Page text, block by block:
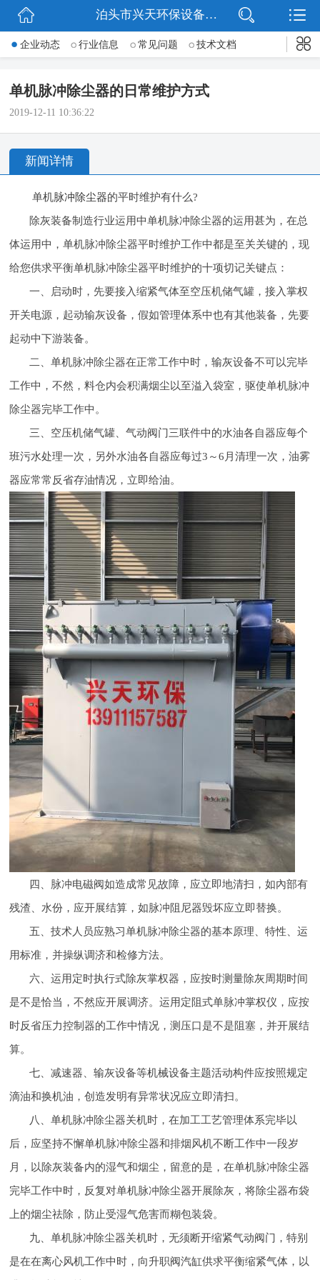
网站首页
新闻动态
泊头市兴天环保设备有限公司
企业动态 行业信息 常见问题 技术文档
单机脉冲除尘器的日常维护方式
2019-12-11 10:36:22
新闻详情
单机脉冲除尘器的平时维护有什么?
除灰装备制造行业运用中单机脉冲除尘器的运用甚为，在总
体运用中，单机脉冲除尘器平时维护工作中都是至关关键的，现
给您供求平衡单机脉冲除尘器平时维护的十项切记关键点：
一、启动时，先要接入缩紧气体至空压机储气罐，接入掌权
开关电源，起动输灰设备，假如管理体系中也有其他装备，先要
起动中下游装备。
二、单机脉冲除尘器在正常工作中时，输灰设备不可以完毕
工作中，不然，料仓内会积满烟尘以至溢入袋室，驱使单机脉冲
除尘器完毕工作中。
三、空压机储气罐、气动阀门三联件中的水油各自器应每个
班污水处理一次，另外水油各自器应每过3～6月清理一次，油雾
器应常常反省存油情况，立即给油。
四、脉冲电磁阀如造成常见故障，应立即地清扫，如內部有
残渣、水份，应开展结算，如脉冲阻尼器毁坏应立即替换。
五、技术人员应熟习单机脉冲除尘器的基本原理、特性、运
用标准，并操纵调济和检修方法。
六、运用定时执行式除灰掌权器，应按时测量除灰周期时间
是不是恰当，不然应开展调济。运用定阻式单脉冲掌权仪，应按
时反省压力控制器的工作中情况，测压口是不是阻塞，并开展结
算。
七、减速器、输灰设备等机械设备主题活动构件应按照规定
滴油和换机油，创造发明有异常状况应立即清扫。
八、单机脉冲除尘器关机时，在加工工艺管理体系完毕以
后，应坚持不懈单机脉冲除尘器和排烟风机不断工作中一段岁
月，以除灰装备内的湿气和烟尘，留意的是，在单机脉冲除尘器
完毕工作中时，反复对单机脉冲除尘器开展除灰，将除尘器布袋
上的烟尘祛除，防止受湿气危害而糊包装袋。
九、单机脉冲除尘器关机时，无须断开缩紧气动阀门，特别
是在在离心风机工作中时，向升职阀汽缸供求平衡缩紧气体，以